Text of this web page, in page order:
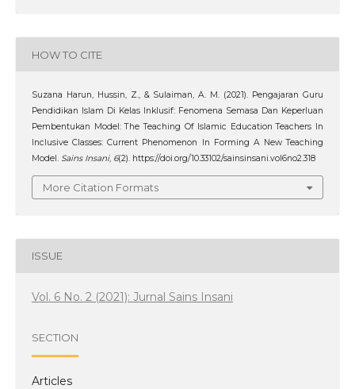
HOW TO CITE
Suzana Harun, Hussin, Z., & Sulaiman, A. M. (2021). Pengajaran Guru
Pendidikan Islam Di Kelas Inklusif: Fenomena Semasa Dan Keperluan
Pembentukan Model: The Teaching Of Islamic Education Teachers In
Inclusive Classes: Current Phenomenon In Forming A New Teaching
Model. Sains Insani, 6(2). https://doi.org/10.33102/sainsinsani.vol6no2.318
More Citation Formats
ISSUE
Vol. 6 No. 2 (2021): Jurnal Sains Insani
SECTION
Articles